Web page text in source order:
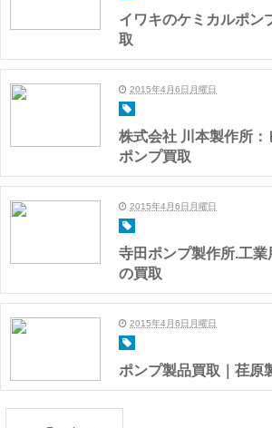
イワキのケミカルポン
取
2015年4月6日月曜日
株式会社 川本製作所：
ポンプ買取
2015年4月6日月曜日
寺田ポンプ製作所.工
の買取
2015年4月6日月曜日
ポンプ製品買取｜荏原